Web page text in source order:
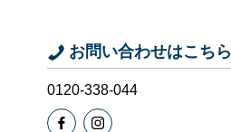
お問い合わせはこちら
0120-338-044